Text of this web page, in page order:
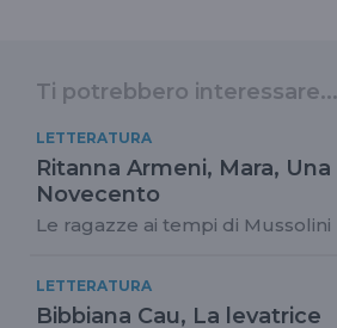
Ti potrebbero interessare...
LETTERATURA
Ritanna Armeni, Mara,
Novecento
Le ragazze ai tempi di Mussolini
LETTERATURA
Bibbiana Cau, La levatrice